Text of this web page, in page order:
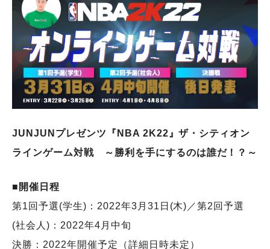
JUNJUNプレゼンツ『NBA 2K22』ザ・シティオン
ラインゲーム対戦 ～勝利を手にするのは誰だ！？～
■開催日程
第1回予選(学生)：2022年3月31日(木)／第2回予選
(社会人)：2022年4月中旬
決勝：2022年開催予定（詳細日時未定）